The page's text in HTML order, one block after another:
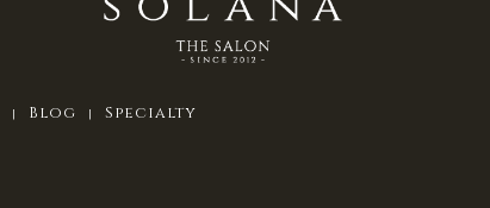
Blog Specialty